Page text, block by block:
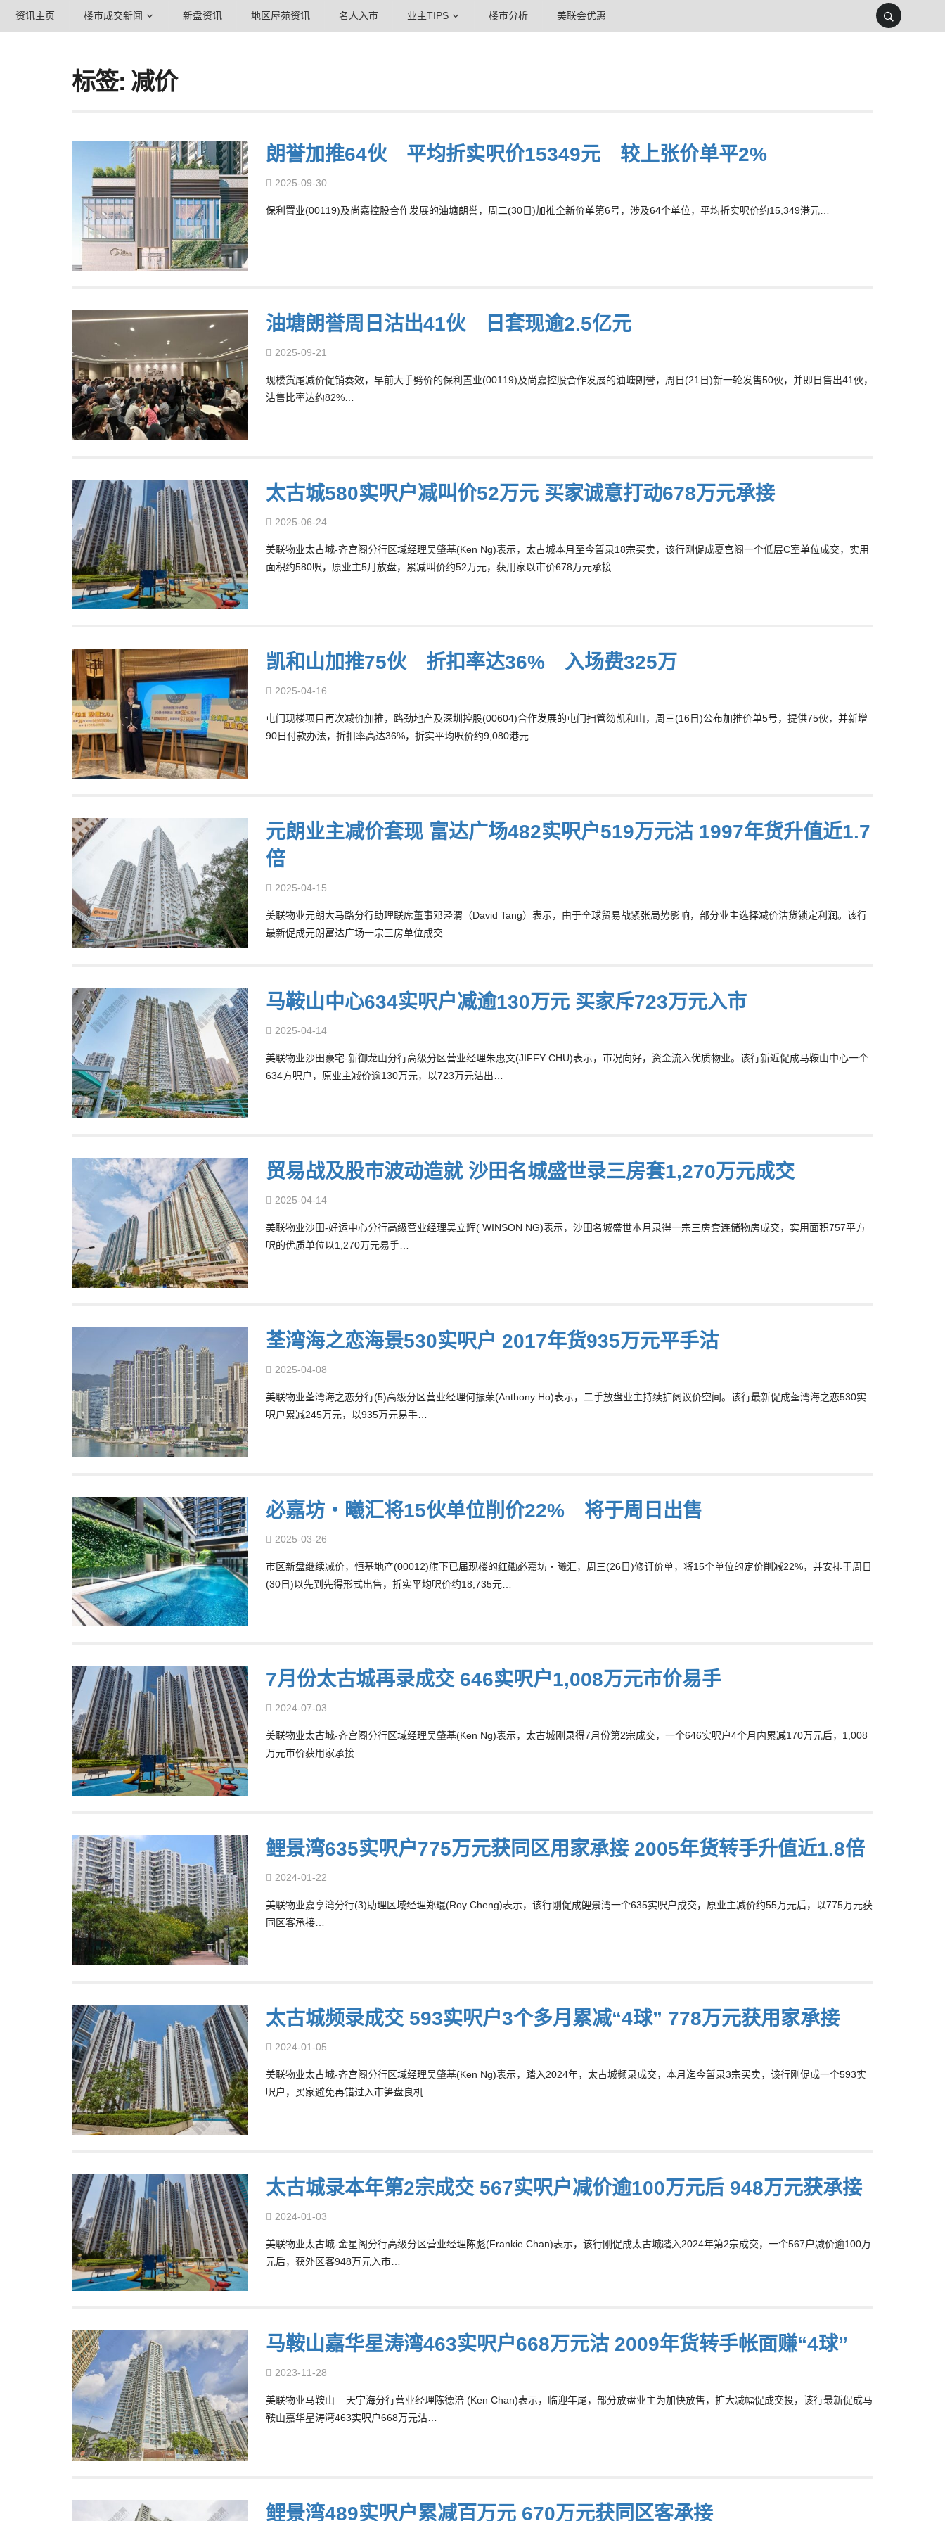
资讯主页 楼市成交新闻 新盘资讯 地区屋苑资讯 名人入市 业主TIPS 楼市分析 美联会优惠
标签: 减价
朗誉加推64伙 平均折实呎价15349元 较上张价单平2%
2025-09-30
保利置业(00119)及尚嘉控股合作发展的油塘朗誉，周二(30日)加推全新价单第6号，涉及64个单位，平均折实呎价约15,349港元…
油塘朗誉周日沽出41伙 日套现逾2.5亿元
2025-09-21
现楼货尾减价促销奏效，早前大手劈价的保利置业(00119)及尚嘉控股合作发展的油塘朗誉，周日(21日)新一轮发售50伙，并即日售出41伙，
沽售比率达约82%…
太古城580实呎户减叫价52万元 买家诚意打动678万元承接
2025-06-24
美联物业太古城-齐宫阁分行区域经理吴肇基(Ken Ng)表示，太古城本月至今暂录18宗买卖，该行刚促成夏宫阁一个低层C室单位成交，实用
面积约580呎，原业主5月放盘，累减叫价约52万元，获用家以市价678万元承接…
凯和山加推75伙 折扣率达36% 入场费325万
2025-04-16
屯门现楼项目再次减价加推，路劲地产及深圳控股(00604)合作发展的屯门扫管笏凯和山，周三(16日)公布加推价单5号，提供75伙，并新增
90日付款办法，折扣率高达36%，折实平均呎价约9,080港元…
元朗业主减价套现 富达广场482实呎户519万元沽 1997年货升值近1.7
倍
2025-04-15
美联物业元朗大马路分行助理联席董事邓泾渭（David Tang）表示，由于全球贸易战紧张局势影响，部分业主选择减价沽货锁定利润。该行
最新促成元朗富达广场一宗三房单位成交…
马鞍山中心634实呎户减逾130万元 买家斥723万元入市
2025-04-14
美联物业沙田豪宅-新御龙山分行高级分区营业经理朱惠文(JIFFY CHU)表示，市况向好，资金流入优质物业。该行新近促成马鞍山中心一个
634方呎户，原业主减价逾130万元，以723万元沽出…
贸易战及股市波动造就 沙田名城盛世录三房套1,270万元成交
2025-04-14
美联物业沙田-好运中心分行高级营业经理吴立辉( WINSON NG)表示，沙田名城盛世本月录得一宗三房套连储物房成交，实用面积757平方
呎的优质单位以1,270万元易手…
荃湾海之恋海景530实呎户 2017年货935万元平手沽
2025-04-08
美联物业荃湾海之恋分行(5)高级分区营业经理何振荣(Anthony Ho)表示，二手放盘业主持续扩阔议价空间。该行最新促成荃湾海之恋530实
呎户累减245万元，以935万元易手…
必嘉坊‧曦汇将15伙单位削价22% 将于周日出售
2025-03-26
市区新盘继续减价，恒基地产(00012)旗下已届现楼的红磡必嘉坊‧曦汇，周三(26日)修订价单，将15个单位的定价削减22%，并安排于周日
(30日)以先到先得形式出售，折实平均呎价约18,735元…
7月份太古城再录成交 646实呎户1,008万元市价易手
2024-07-03
美联物业太古城-齐宫阁分行区域经理吴肇基(Ken Ng)表示，太古城刚录得7月份第2宗成交，一个646实呎户4个月内累减170万元后，1,008
万元市价获用家承接…
鲤景湾635实呎户775万元获同区用家承接 2005年货转手升值近1.8倍
2024-01-22
美联物业嘉亨湾分行(3)助理区域经理郑琨(Roy Cheng)表示，该行刚促成鲤景湾一个635实呎户成交，原业主减价约55万元后，以775万元获
同区客承接…
太古城频录成交 593实呎户3个多月累减“4球” 778万元获用家承接
2024-01-05
美联物业太古城-齐宫阁分行区域经理吴肇基(Ken Ng)表示，踏入2024年，太古城频录成交，本月迄今暂录3宗买卖，该行刚促成一个593实
呎户，买家避免再错过入市笋盘良机…
太古城录本年第2宗成交 567实呎户减价逾100万元后 948万元获承接
2024-01-03
美联物业太古城-金星阁分行高级分区营业经理陈彪(Frankie Chan)表示，该行刚促成太古城踏入2024年第2宗成交，一个567户减价逾100万
元后，获外区客948万元入市…
马鞍山嘉华星涛湾463实呎户668万元沽 2009年货转手帐面赚“4球”
2023-11-28
美联物业马鞍山 – 天宇海分行营业经理陈德涪 (Ken Chan)表示，临迎年尾，部分放盘业主为加快放售，扩大减幅促成交投，该行最新促成马
鞍山嘉华星涛湾463实呎户668万元沽…
鲤景湾489实呎户累减百万元 670万元获同区客承接